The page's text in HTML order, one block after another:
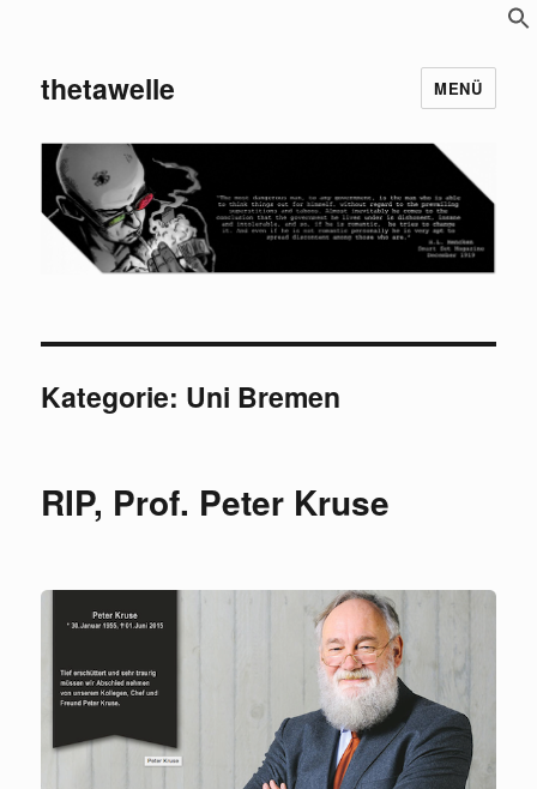
thetawelle MENÜ
Kategorie: Uni Bremen
RIP, Prof. Peter Kruse